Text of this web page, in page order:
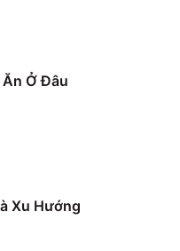
Ăn Ở Đâu
Xu Hướng